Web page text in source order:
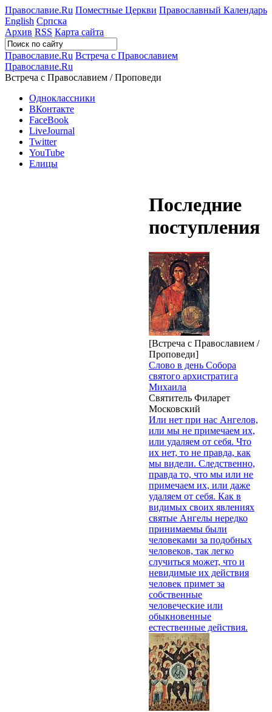
Православие.Ru Поместные Церкви Православный Календарь
English Српска
Архив RSS Карта сайта
Православие.Ru Встреча с Православием
Православие.Ru
Встреча с Православием / Проповеди
Одноклассники
ВКонтакте
FaceBook
LiveJournal
Twitter
YouTube
Елицы
Последние
поступления
[Встреча с Православием /
Проповеди]
Слово в день Собора
святого архистратига
Михаила
Святитель Филарет
Московский
Или нет при нас Ангелов,
или мы не примечаем их,
или удаляем от себя. Что
их нет, то не правда, как
мы видели. Следственно,
правда то, что мы или не
примечаем их, или даже
удаляем от себя. Как в
видимых своих явлениях
святые Ангелы нередко
принимаемы были
человеками за подобных
человеков, так легко
случиться может, что и
невидимые их действия
человек примет за
собственные
человеческие или
обыкновенные
естественные действия.